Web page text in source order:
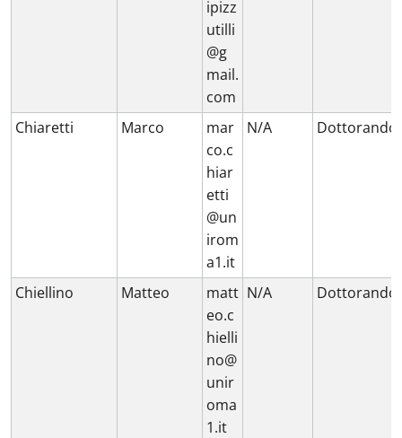
ipizz
utilli
@g
mail.
com
Chiaretti
Marco
mar
co.c
hiar
etti
@un
irom
a1.it
N/A Dottorando
Chiellino Matteo
matt
eo.c
hielli
no@
unir
oma
1.it
N/A Dottorando